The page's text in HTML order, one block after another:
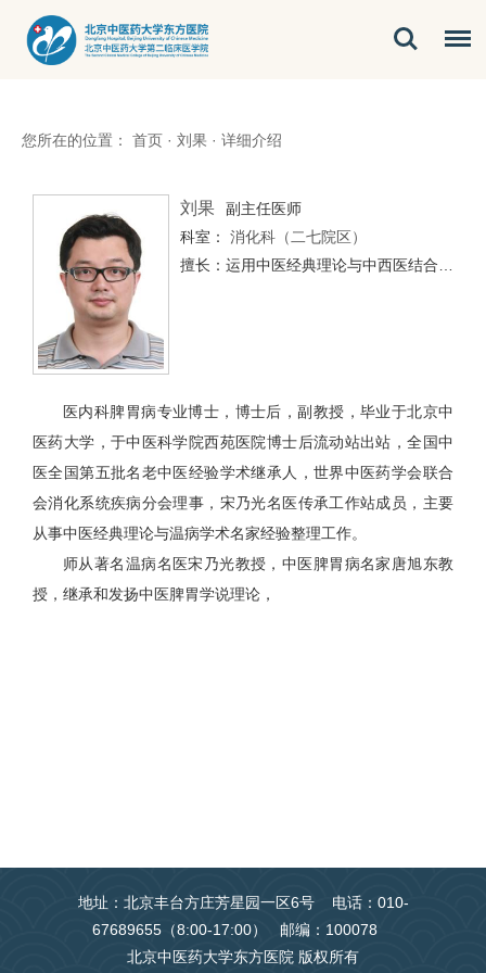
您所在的位置： 首页 · 刘果 · 详细介绍
刘果
副主任医师
科室： 消化科（二七院区）
医内科脾胃病专业博士，博士后，副教授，毕业于北京中
医药大学，于中医科学院西苑医院博士后流动站出站，全国中
医全国第五批名老中医经验学术继承人，世界中医药学会联合
会消化系统疾病分会理事，宋乃光名医传承工作站成员，主要
从事中医经典理论与温病学术名家经验整理工作。
师从著名温病名医宋乃光教授，中医脾胃病名家唐旭东教
授，继承和发扬中医脾胃学说理论，
地址：北京丰台方庄芳星园一区6号 电话：010-
67689655（8:00-17:00） 邮编：100078
北京中医药大学东方医院 版权所有